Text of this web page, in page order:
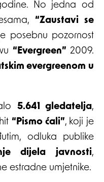
No jedna od
“Zaustavi se
posebnu pozornost
“Evergreen” 2009.
evergreenom u
5.641 gledatelja,
“Pismo ćali”, koji je
odluka publike
dijela javnosti,
estradne umjetnike.